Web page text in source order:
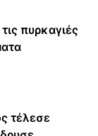
πυρκαγιές
τέλεσε